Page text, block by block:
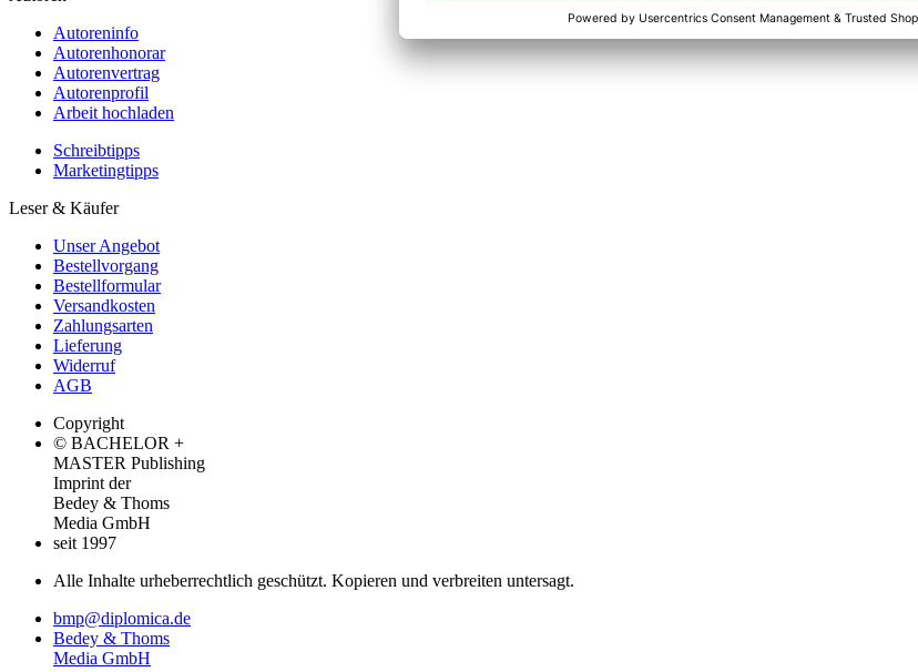
Autoreninfo
Autorenhonorar
Autorenvertrag
Autorenprofil
Arbeit hochladen
Schreibtipps
Marketingtipps
Leser & Käufer
Unser Angebot
Bestellvorgang
Bestellformular
Versandkosten
Zahlungsarten
Lieferung
Widerruf
AGB
Copyright
© BACHELOR +
MASTER Publishing
Imprint der
Bedey & Thoms
Media GmbH
seit 1997
Alle Inhalte urheberrechtlich geschützt. Kopieren und verbreiten untersagt.
bmp@diplomica.de
Bedey & Thoms
Media GmbH